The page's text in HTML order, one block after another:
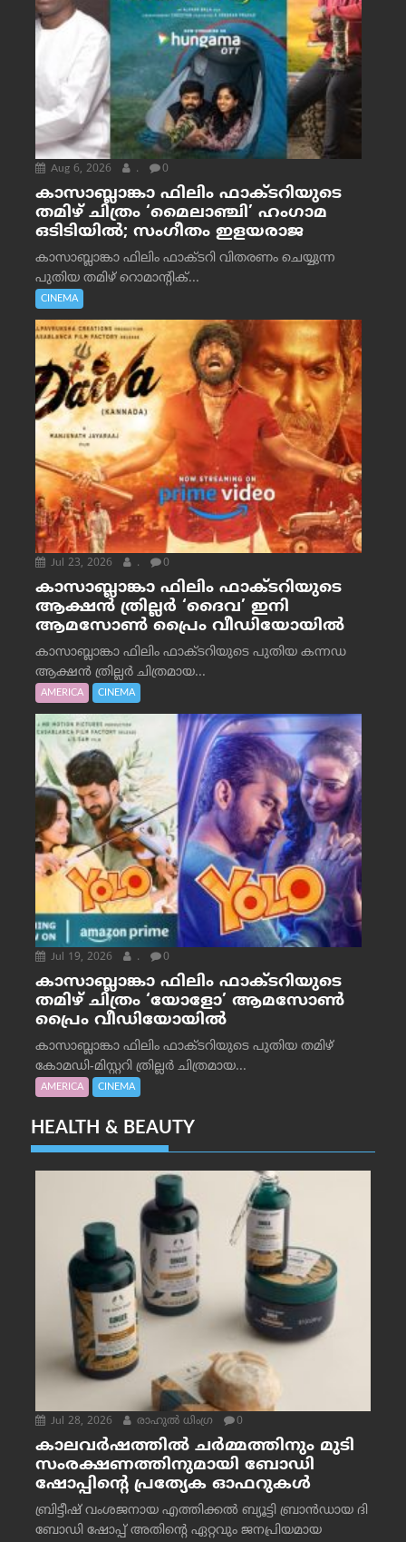
Aug 6, 2026 . 0
കാസാബ്ലാങ്കാ ഫിലിം ഫാക്ടറിയുടെ
തമിഴ് ചിത്രം ‘മൈലാഞ്ചി’ ഹംഗാമ
ഒടിടിയിൽ; സംഗീതം ഇളയരാജ
കാസാബ്ലാങ്കാ ഫിലിം ഫാക്ടറി വിതരണം ചെയ്യുന്ന
പുതിയ തമിഴ് റൊമാന്റിക്...
CINEMA
Jul 23, 2026 . 0
കാസാബ്ലാങ്കാ ഫിലിം ഫാക്ടറിയുടെ
ആക്ഷൻ ത്രില്ലർ ‘ദൈവ’ ഇനി
ആമസോൺ പ്രൈം വീഡിയോയിൽ
കാസാബ്ലാങ്കാ ഫിലിം ഫാക്ടറിയുടെ പുതിയ കന്നഡ
ആക്ഷൻ ത്രില്ലർ ചിത്രമായ...
AMERICA CINEMA
Jul 19, 2026 . 0
കാസാബ്ലാങ്കാ ഫിലിം ഫാക്ടറിയുടെ
തമിഴ് ചിത്രം ‘യോളോ’ ആമസോൺ
പ്രൈം വീഡിയോയിൽ
കാസാബ്ലാങ്കാ ഫിലിം ഫാക്ടറിയുടെ പുതിയ തമിഴ്
കോമഡി-മിസ്റ്ററി ത്രില്ലർ ചിത്രമായ...
AMERICA CINEMA
HEALTH & BEAUTY
Jul 28, 2026 രാഹുല്‍ ധിംഗ്ര 0
കാലവർഷത്തിൽ ചർമ്മത്തിനും മുടി
സംരക്ഷണത്തിനുമായി ബോഡി
ഷോപ്പിന്റെ പ്രത്യേക ഓഫറുകൾ
ബ്രിട്ടീഷ് വംശജനായ എത്തിക്കൽ ബ്യൂട്ടി ബ്രാൻഡായ ദി
ബോഡി ഷോപ്പ് അതിന്റെ ഏറ്റവും ജനപ്രിയമായ